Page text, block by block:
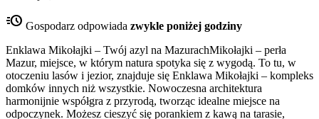
acute Gospodarz odpowiada zwykle poniżej godziny
Enklawa Mikołajki – Twój azyl na MazurachMikołajki – perła
Mazur, miejsce, w którym natura spotyka się z wygodą. To tu, w
otoczeniu lasów i jezior, znajduje się Enklawa Mikołajki – kompleks
domków innych niż wszystkie. Nowoczesna architektura
harmonijnie współgra z przyrodą, tworząc idealne miejsce na
odpoczynek. Możesz cieszyć się porankiem z kawą na tarasie,